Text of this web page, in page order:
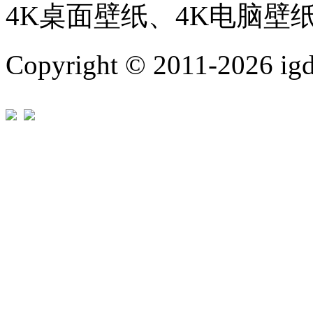
4K桌面壁纸、4K电脑壁
Copyright © 2011-2026